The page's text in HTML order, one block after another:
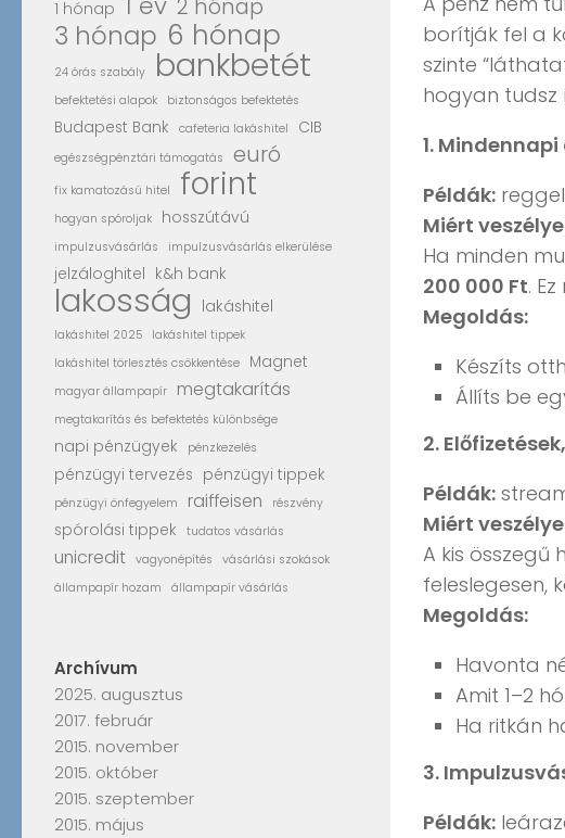
borítják fel a
szinte
hogyan tudsz
1.
Példák:
Miért
Ha minden
200 000 Ft.
Megoldás:
Készíts
Állíts be
2.
Példák:
Miért
A kis összegű
feleslegesen,
Megoldás:
Havonta
Amit 1–2
Ha ritkán
3.
Példák:
1 hónap 2 hónap
3 hónap 6 hónap
24 órás szabály bankbetét
befektetési alapok biztonságos befektetés
Budapest Bank cafeteria lakáshitel CIB
egészségpénztári támogatás euró
fix kamatozású hitel forint
hogyan spóroljak hosszútávú
impulzusvásárlás impulzusvásárlás elkerülése
jelzáloghitel k&h bank
lakosság lakáshitel
lakáshitel 2025
lakáshitel tippek
lakáshitel törlesztés csökkentése
Magnet
magyar állampapír megtakarítás
megtakarítás és befektetés különbsége
napi pénzügyek pénzkezelés
pénzügyi tervezés pénzügyi tippek
pénzügyi önfegyelem raiffeisen részvény
spórolási tippek tudatos vásárlás
unicredit vagyonépítés
vásárlási szokások
állampapír hozam
állampapír vásárlás
Archívum
2025. augusztus
2017. február
2015. november
2015. október
2015. szeptember
2015. május